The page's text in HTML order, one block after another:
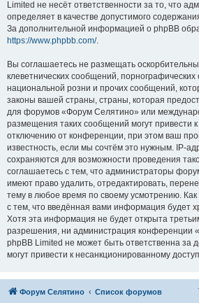
Limited не несёт ответственности за то, что
определяет в качестве допустимого
За дополнительной информацией о phpBB
https://www.phpbb.com/.
Вы соглашаетесь не размещать
клеветнических сообщений,
национальной розни и прочих сообщений,
законы вашей страны, страны, которая
для форумов «Форум Селятино» или
размещения таких сообщений могут привести
отключению от конференции, при этом ваш
известность, если мы сочтём это нужным. IP-
сохраняются для возможности проведения
соглашаетесь с тем, что администраторы
имеют право удалить, отредактировать,
тему в любое время по своему усмотрению. Как
с тем, что введённая вами информация будет
Хотя эта информация не будет открыта
разрешения, ни администрация конференции
phpBB Limited не может быть ответственна за
могут привести к несанкционированному
Форум Селятино Список форумов